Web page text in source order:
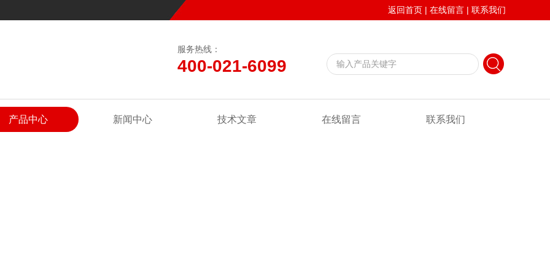
返回首页 | 在线留言 | 联系我们
服务热线：
400-021-6099
产品中心 新闻中心 技术文章 在线留言 联系我们